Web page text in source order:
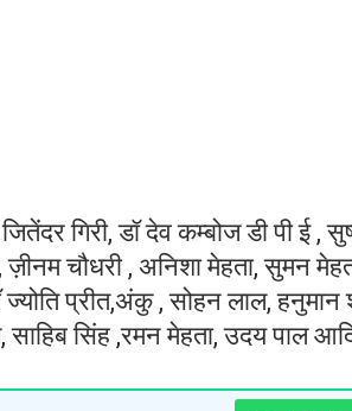
गिरी, डॉ देव कम्बोज डी पी ई ,
चौधरी , अनिशा मेहता, सुमन
प्रीत,अंकु , सोहन लाल, हनुमान
सिंह ,रमन मेहता, उदय पाल